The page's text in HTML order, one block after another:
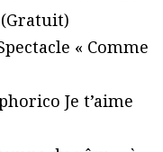
« Comme
Je t’aime